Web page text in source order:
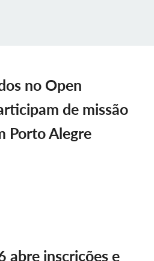
no Open
de missão
Porto Alegre
abre inscrições e